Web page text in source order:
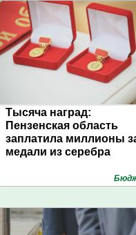
Тысяча наград:
Пензенская область
заплатила миллионы
медали из серебра